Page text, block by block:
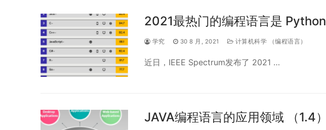
2021最热门的编程语言是 Python
学究 30 8 月, 2021 计算机科学 （编程语言）
近日，IEEE Spectrum发布了 2021 …
JAVA编程语言的应用领域 （1.4）